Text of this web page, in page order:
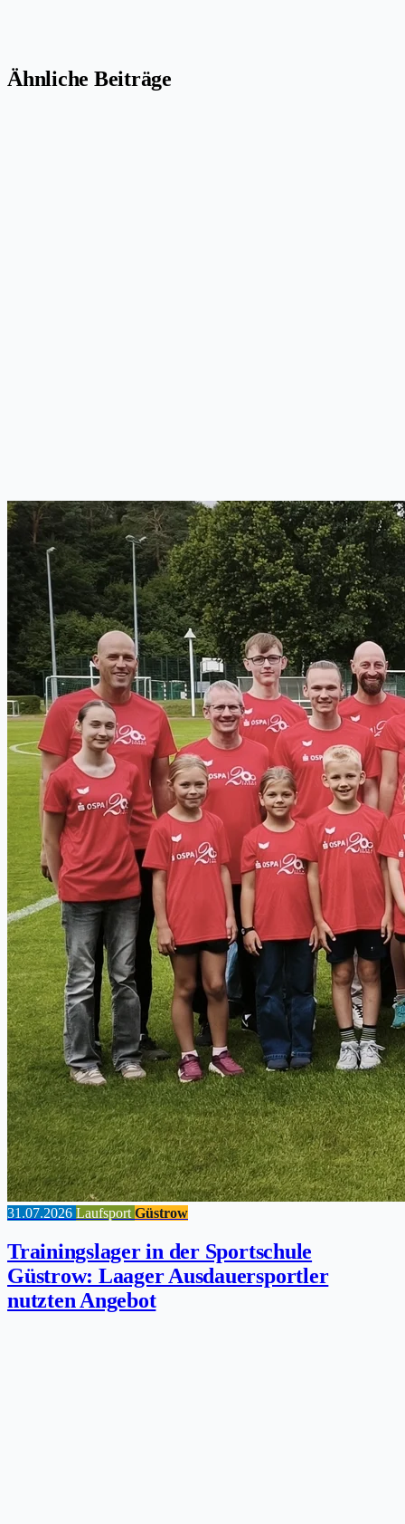
Ähnliche Beiträge
31.07.2026 Laufsport Güstrow
Trainingslager in der Sportschule
Güstrow: Laager Ausdauersportler
nutzten Angebot